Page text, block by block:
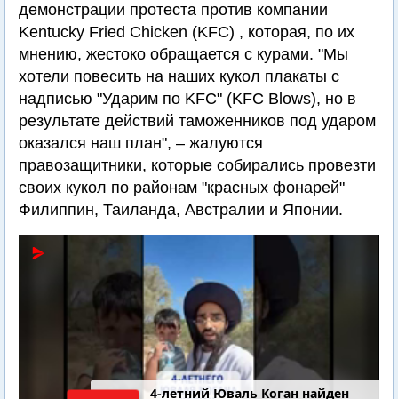
демонстрации протеста против компании
Kentucky Fried Chicken (KFC) , которая, по их
мнению, жестоко обращается с курами. "Мы
хотели повесить на наших кукол плакаты с
надписью "Ударим по KFC" (KFC Blows), но в
результате действий таможенников под ударом
оказался наш план", – жалуются
правозащитники, которые собирались провезти
своих кукол по районам "красных фонарей"
Филиппин, Таиланда, Австралии и Японии.
4-летний Юваль Коган найден